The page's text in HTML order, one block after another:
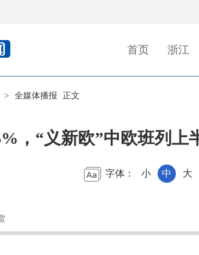
首页 浙江
> 全媒体播报 正文
，“义新欧”中欧班列上
字体： 小 中 大